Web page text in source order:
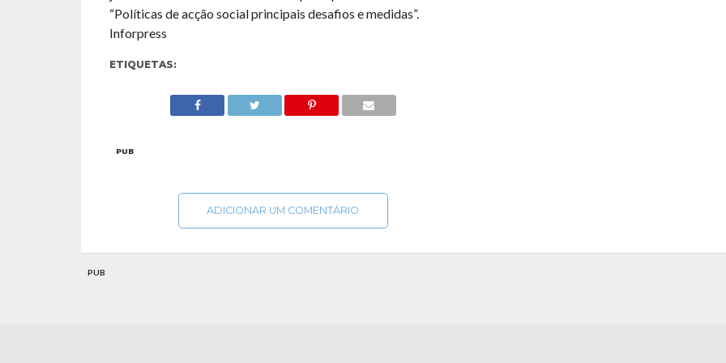
“Políticas de acção social principais desafios e medidas”.
Inforpress
ETIQUETAS:
PUB
ADICIONAR UM COMENTÁRIO
PUB